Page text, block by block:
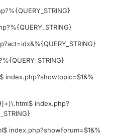
index.php?showtopic=$1&%
index.php?
index.php?showforum=$1&%